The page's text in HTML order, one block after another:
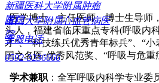
医学博士，主任医师，博士生导师
头人，福建省临床重点专科(呼吸内
才”、“科技练兵优秀青年标兵”、“
国之名医·优秀风范奖、“呼吸与危
学术兼职 ：全军呼吸内科学专业
新疆医科大学附属肿瘤
医院
厦门大学附属心血管病医
院
客服电话
0592-3236666